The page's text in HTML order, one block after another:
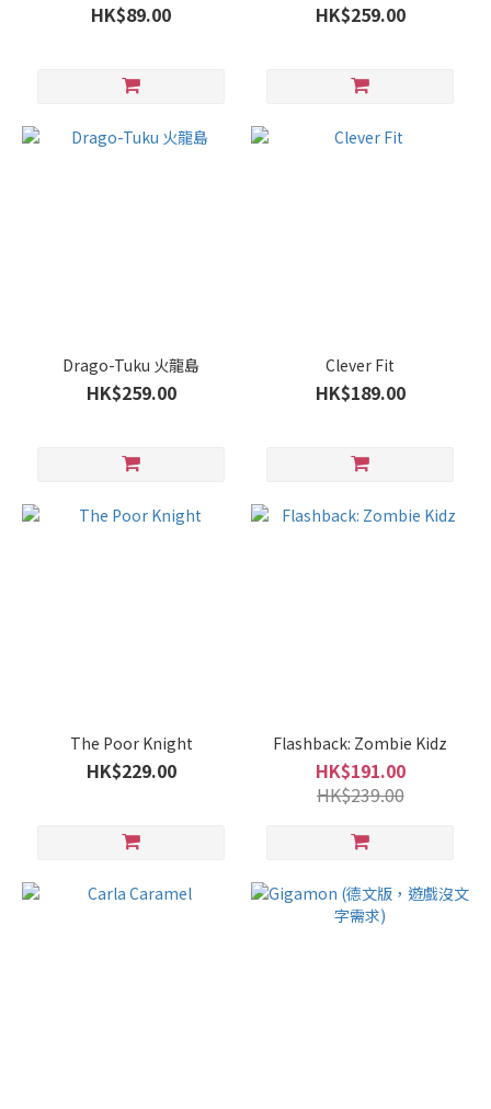
HK$89.00 HK$259.00
Drago-Tuku 火龍島
HK$259.00
Clever Fit
HK$189.00
The Poor Knight
HK$229.00
Flashback: Zombie Kidz
HK$191.00
HK$239.00